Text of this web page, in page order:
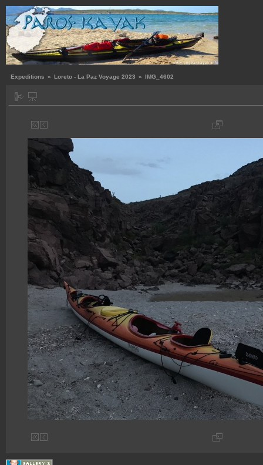
Expeditions » Loreto - La Paz Voyage 2023 » IMG_4602